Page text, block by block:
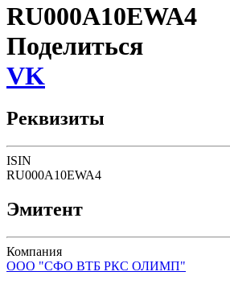
RU000A10EWA4
Поделиться
VK
Реквизиты
ISIN
RU000A10EWA4
Эмитент
Компания
ООО "СФО ВТБ РКС ОЛИМП"